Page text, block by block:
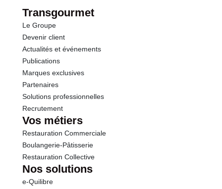
Transgourmet
Le Groupe
Devenir client
Actualités et événements
Publications
Marques exclusives
Partenaires
Solutions professionnelles
Recrutement
Vos métiers
Restauration Commerciale
Boulangerie-Pâtisserie
Restauration Collective
Nos solutions
e-Quilibre